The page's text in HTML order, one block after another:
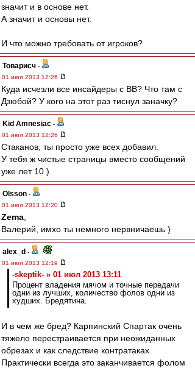
значит и в основе нет.
А значит и основы нет.
И что можно требовать от игроков?
Товарисч -
01 июл 2013 12:26
Куда исчезли все инсайдеры с ВВ? Что там с
Дзюбой? У кого на этот раз тиснул заначку?
Kid Amnesiac -
01 июл 2013 12:26
Стаканов, ты просто уже всех добавил.
У тебя ж чистые страницы вместо сообщений
уже лет 10 )
Olsson -
01 июл 2013 12:20
Zema
Валерий, имхо ты немного нервничаешь )
alex_d -
01 июл 2013 12:19
-skeptik- » 01 июл 2013 13:11
Процент владения мячом и точные передачи
одни из лучших, количество фолов одни из
худших. Бредятина.
И в чем же бред? Карпинский Спартак очень
тяжело перестраивается при неожиданных
обрезах и как следствие контратаках.
Практически всегда это заканчивается фолом